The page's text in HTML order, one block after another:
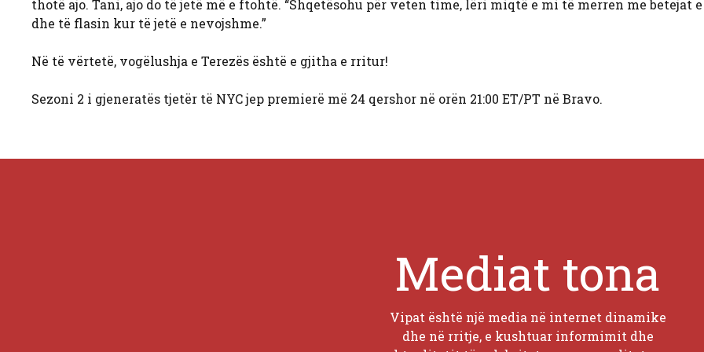
thotë ajo. Tani, ajo do të jetë më e ftohtë. “Shqetësohu për veten time, lëri miqtë e mi të merren me betejat
dhe të flasin kur të jetë e nevojshme.”
Në të vërtetë, vogëlushja e Terezës është e gjitha e rritur!
Sezoni 2 i gjeneratës tjetër të NYC jep premierë më 24 qershor në orën 21:00 ET/PT në Bravo.
Mediat tona
Vipat është një media në internet dinamike
dhe në rritje, e kushtuar informimit dhe